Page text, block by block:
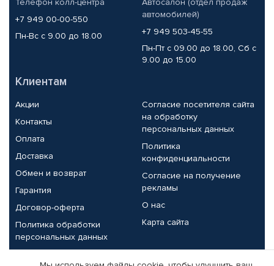
+7 949 00-00-550
Пн-Вс с 9.00 до 18.00
автомобилей)
+7 949 503-45-55
Пн-Пт с 09.00 до 18.00, Сб с
9.00 до 15.00
Клиентам
Акции
Контакты
Оплата
Доставка
Обмен и возврат
Гарантия
Договор-оферта
Политика обработки
персональных данных
Согласие посетителя сайта
на обработку
персональных данных
Политика
конфиденциальности
Согласие на получение
рекламы
О нас
Карта сайта